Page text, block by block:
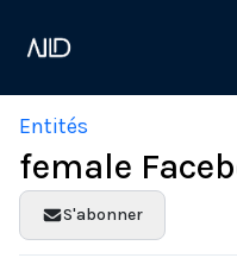
Entités
female
S'abonner